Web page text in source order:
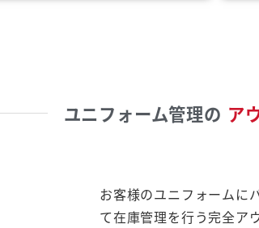
ユニフォーム管理の ア
お客様のユニフォームに
て在庫管理を行う完全ア